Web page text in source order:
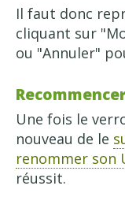
Il faut donc
cliquant sur
ou "Annuler"
Une fois le
nouveau de le
renommer son
réussit.